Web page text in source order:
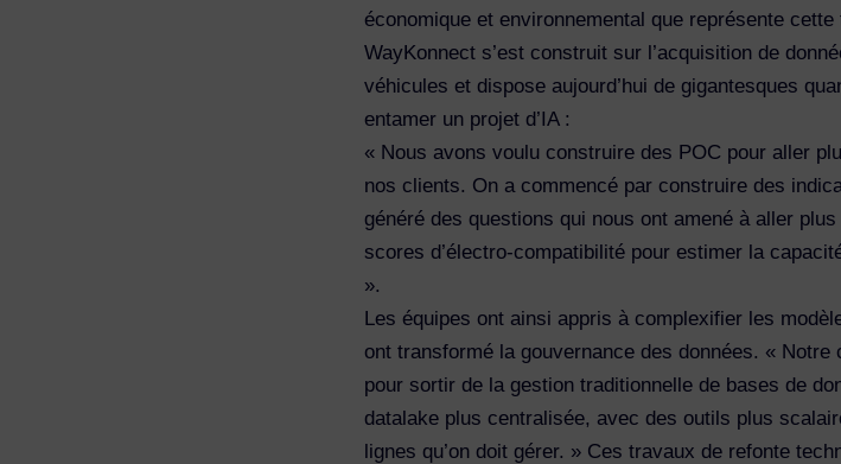
économique et environnemental que représente
WayKonnect s’est construit sur l’acquisition de
véhicules et dispose aujourd’hui de gigantesques
entamer un projet d’IA :
« Nous avons voulu construire des POC pour aller
nos clients. On a commencé par construire des
généré des questions qui nous ont amené à aller
scores d’électro-compatibilité pour estimer la
».
Les équipes ont ainsi appris à complexifier les
ont transformé la gouvernance des données. «
pour sortir de la gestion traditionnelle de bases de
datalake plus centralisée, avec des outils plus
lignes qu’on doit gérer. » Ces travaux de refonte